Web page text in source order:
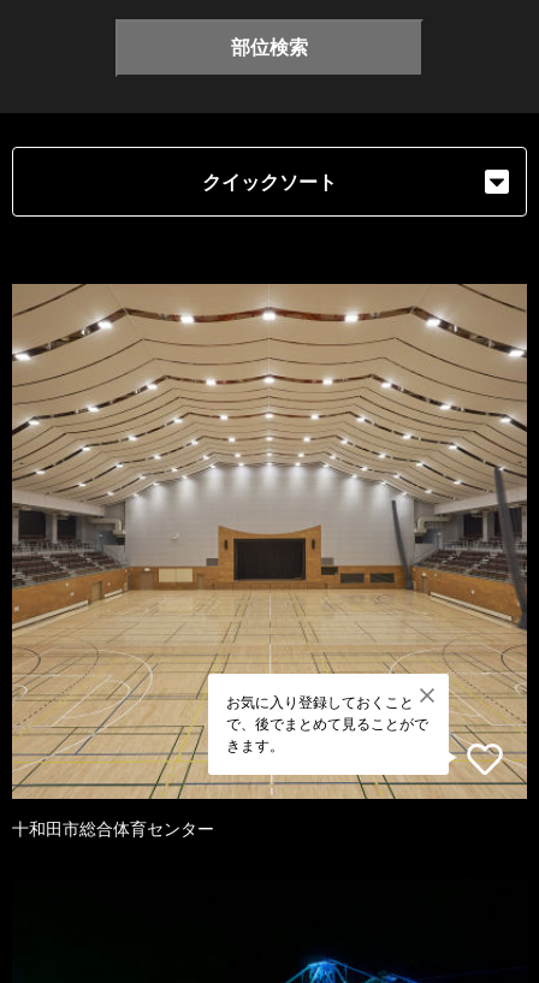
部位検索
クイックソート
お気に入り登録しておくこと
で、後でまとめて見ることがで
きます。
十和田市総合体育センター